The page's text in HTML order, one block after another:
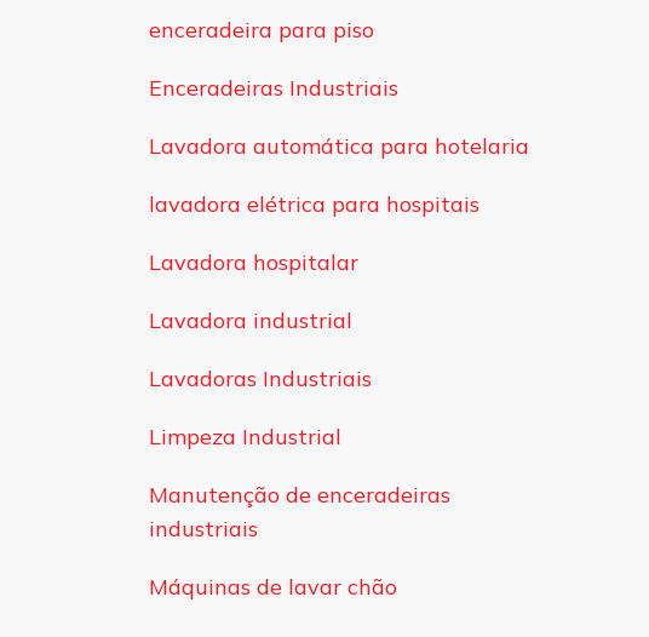
enceradeira para piso
Enceradeiras Industriais
Lavadora automática para hotelaria
lavadora elétrica para hospitais
Lavadora hospitalar
Lavadora industrial
Lavadoras Industriais
Limpeza Industrial
Manutenção de enceradeiras
industriais
Máquinas de lavar chão